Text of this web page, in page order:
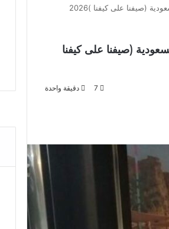
(صيفنا على كيفنا )2026
(صيفنا على كيفنا
7 دقيقة واحدة